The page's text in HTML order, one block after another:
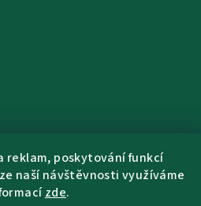
reklam, poskytování funkcí
naší návštěvnosti využíváme
zde.
Upraviť nastavenie
cookies